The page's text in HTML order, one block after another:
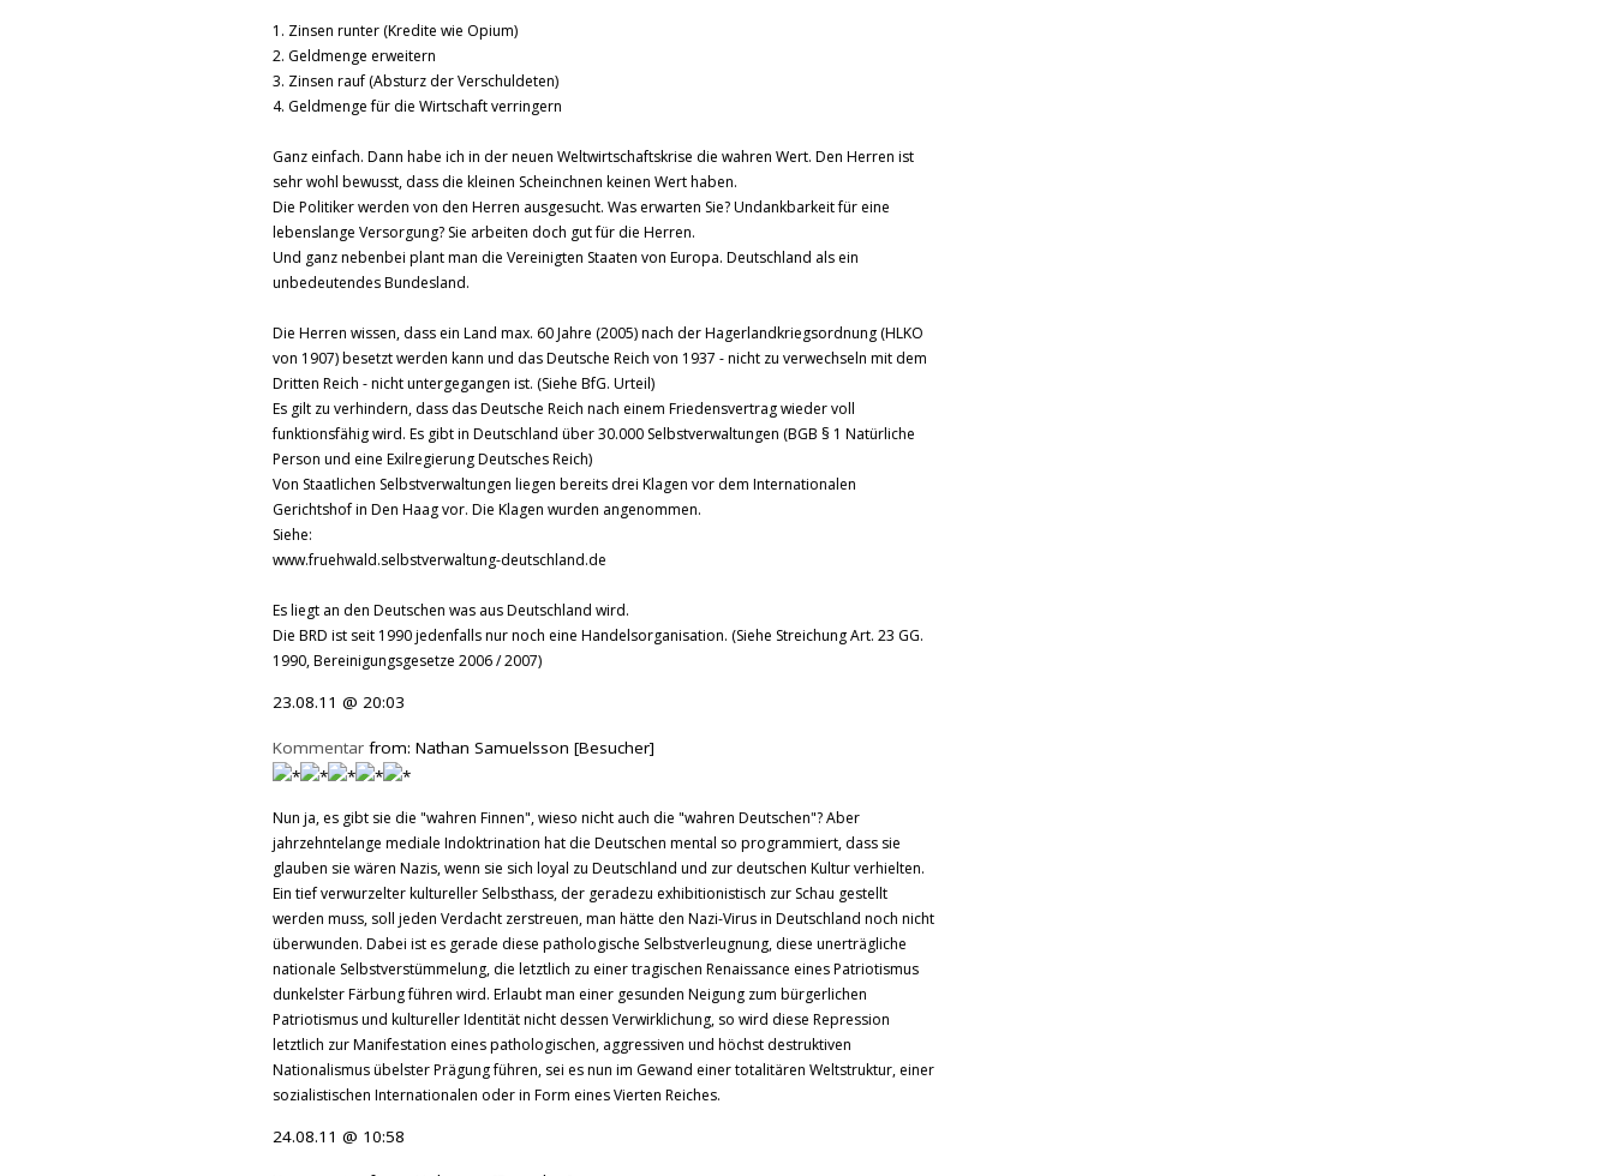
1. Zinsen runter (Kredite wie Opium)
2. Geldmenge erweitern
3. Zinsen rauf (Absturz der Verschuldeten)
4. Geldmenge für die Wirtschaft verringern
Ganz einfach. Dann habe ich in der neuen Weltwirtschaftskrise die wahren Wert. Den Herren ist
sehr wohl bewusst, dass die kleinen Scheinchnen keinen Wert haben.
Die Politiker werden von den Herren ausgesucht. Was erwarten Sie? Undankbarkeit für eine
lebenslange Versorgung? Sie arbeiten doch gut für die Herren.
Und ganz nebenbei plant man die Vereinigten Staaten von Europa. Deutschland als ein
unbedeutendes Bundesland.
Die Herren wissen, dass ein Land max. 60 Jahre (2005) nach der Hagerlandkriegsordnung (HLKO
von 1907) besetzt werden kann und das Deutsche Reich von 1937 - nicht zu verwechseln mit dem
Dritten Reich - nicht untergegangen ist. (Siehe BfG. Urteil)
Es gilt zu verhindern, dass das Deutsche Reich nach einem Friedensvertrag wieder voll
funktionsfähig wird. Es gibt in Deutschland über 30.000 Selbstverwaltungen (BGB § 1 Natürliche
Person und eine Exilregierung Deutsches Reich)
Von Staatlichen Selbstverwaltungen liegen bereits drei Klagen vor dem Internationalen
Gerichtshof in Den Haag vor. Die Klagen wurden angenommen.
Siehe:
www.fruehwald.selbstverwaltung-deutschland.de
Es liegt an den Deutschen was aus Deutschland wird.
Die BRD ist seit 1990 jedenfalls nur noch eine Handelsorganisation. (Siehe Streichung Art. 23 GG.
1990, Bereinigungsgesetze 2006 / 2007)
23.08.11 @ 20:03
Kommentar from: Nathan Samuelsson [Besucher]
Nun ja, es gibt sie die "wahren Finnen", wieso nicht auch die "wahren Deutschen"? Aber
jahrzehntelange mediale Indoktrination hat die Deutschen mental so programmiert, dass sie
glauben sie wären Nazis, wenn sie sich loyal zu Deutschland und zur deutschen Kultur verhielten.
Ein tief verwurzelter kultureller Selbsthass, der geradezu exhibitionistisch zur Schau gestellt
werden muss, soll jeden Verdacht zerstreuen, man hätte den Nazi-Virus in Deutschland noch nicht
überwunden. Dabei ist es gerade diese pathologische Selbstverleugnung, diese unerträgliche
nationale Selbstverstümmelung, die letztlich zu einer tragischen Renaissance eines Patriotismus
dunkelster Färbung führen wird. Erlaubt man einer gesunden Neigung zum bürgerlichen
Patriotismus und kultureller Identität nicht dessen Verwirklichung, so wird diese Repression
letztlich zur Manifestation eines pathologischen, aggressiven und höchst destruktiven
Nationalismus übelster Prägung führen, sei es nun im Gewand einer totalitären Weltstruktur, einer
sozialistischen Internationalen oder in Form eines Vierten Reiches.
24.08.11 @ 10:58